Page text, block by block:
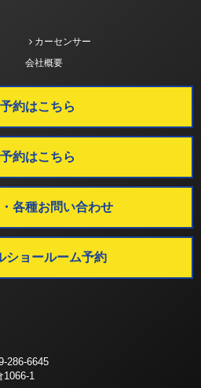
カーセンサー
会社概要
約はこちら
約はこちら
各種お問い合わせ
ショールーム予約
286-6645
1066-1